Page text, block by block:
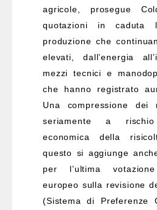
agricole, prosegue
quotazioni in
produzione che
elevati, dall’energia
mezzi tecnici e
che hanno registrato
Una compressione dei
seriamente a
economica della
questo si aggiunge
per l’ultima
europeo sulla revisione
(Sistema di Preferenze